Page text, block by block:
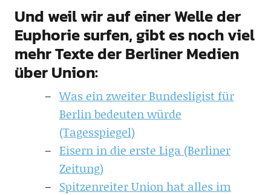
Und weil wir auf einer Welle der
Euphorie surfen, gibt es noch viel
mehr Texte der Berliner Medien
über Union:
Was ein zweiter Bundesligist für
Berlin bedeuten würde
(Tagesspiegel)
Eisern in die erste Liga (Berliner
Zeitung)
Spitzenreiter Union hat alles im